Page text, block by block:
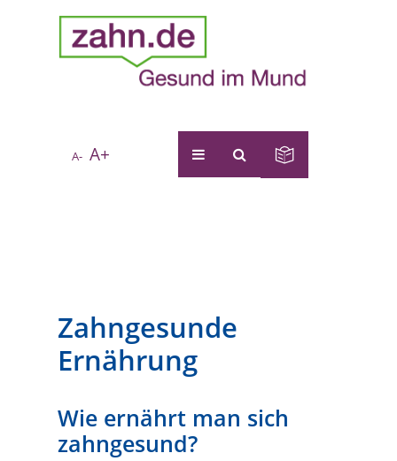
A- A+
Zahngesunde
Ernährung
Wie ernährt man sich
zahngesund?